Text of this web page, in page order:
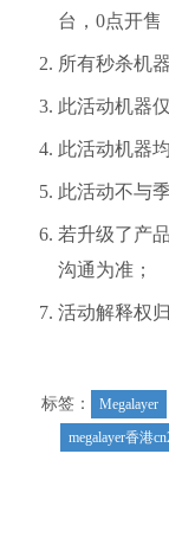
台，0点开售
所有秒杀机
此活动机器
此活动机器
此活动不与
若升级了产
沟通为准；
活动解释权归
标签： Megalayer
megalayer香港